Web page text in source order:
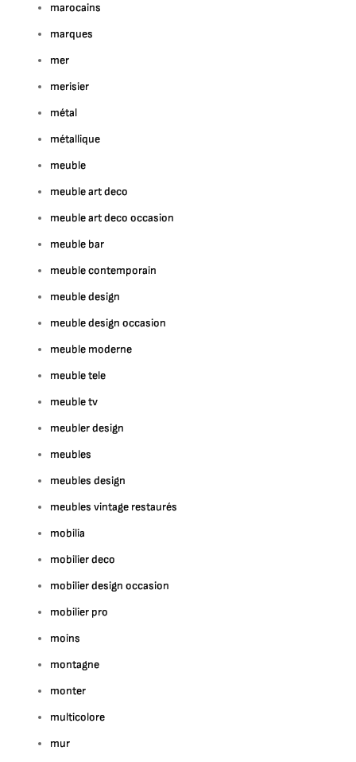
marocains
marques
mer
merisier
métal
métallique
meuble
meuble art deco
meuble art deco occasion
meuble bar
meuble contemporain
meuble design
meuble design occasion
meuble moderne
meuble tele
meuble tv
meubler design
meubles
meubles design
meubles vintage restaurés
mobilia
mobilier deco
mobilier design occasion
mobilier pro
moins
montagne
monter
multicolore
mur